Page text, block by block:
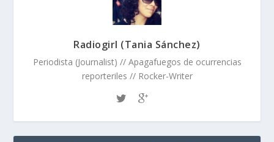
Radiogirl (Tania Sánchez)
Periodista (Journalist) // Apagafuegos de ocurrencias
reporteriles // Rocker-Writer